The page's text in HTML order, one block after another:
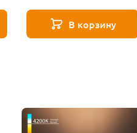
В корзину